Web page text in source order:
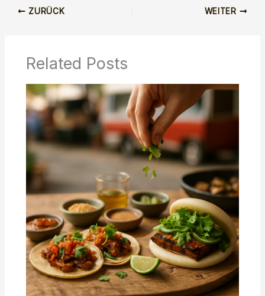
ZURÜCK WEITER
Related Posts